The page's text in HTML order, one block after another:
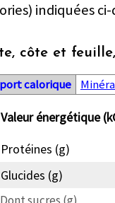
indiquées
côte et
calorique
Valeur énergétique
Protéines (g)
Glucides (g)